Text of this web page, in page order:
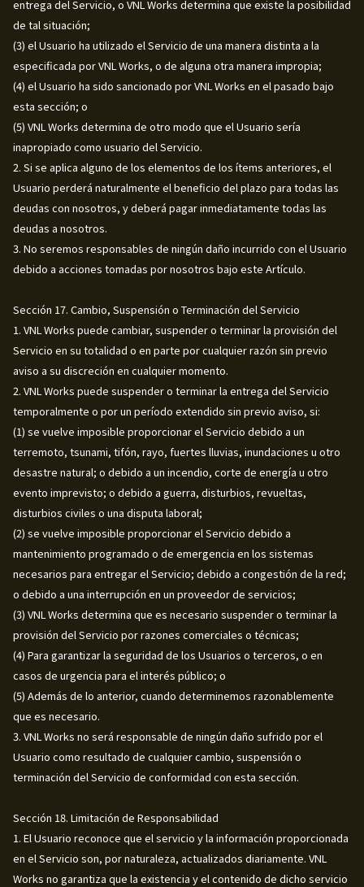
entrega del Servicio, o VNL Works determina que existe la posibilidad
de tal situación;
(3) el Usuario ha utilizado el Servicio de una manera distinta a la
especificada por VNL Works, o de alguna otra manera impropia;
(4) el Usuario ha sido sancionado por VNL Works en el pasado bajo
esta sección; o
(5) VNL Works determina de otro modo que el Usuario sería
inapropiado como usuario del Servicio.
2. Si se aplica alguno de los elementos de los ítems anteriores, el
Usuario perderá naturalmente el beneficio del plazo para todas las
deudas con nosotros, y deberá pagar inmediatamente todas las
deudas a nosotros.
3. No seremos responsables de ningún daño incurrido con el Usuario
debido a acciones tomadas por nosotros bajo este Artículo.
Sección 17. Cambio, Suspensión o Terminación del Servicio
1. VNL Works puede cambiar, suspender o terminar la provisión del
Servicio en su totalidad o en parte por cualquier razón sin previo
aviso a su discreción en cualquier momento.
2. VNL Works puede suspender o terminar la entrega del Servicio
temporalmente o por un período extendido sin previo aviso, si:
(1) se vuelve imposible proporcionar el Servicio debido a un
terremoto, tsunami, tifón, rayo, fuertes lluvias, inundaciones u otro
desastre natural; o debido a un incendio, corte de energía u otro
evento imprevisto; o debido a guerra, disturbios, revueltas,
disturbios civiles o una disputa laboral;
(2) se vuelve imposible proporcionar el Servicio debido a
mantenimiento programado o de emergencia en los sistemas
necesarios para entregar el Servicio; debido a congestión de la red;
o debido a una interrupción en un proveedor de servicios;
(3) VNL Works determina que es necesario suspender o terminar la
provisión del Servicio por razones comerciales o técnicas;
(4) Para garantizar la seguridad de los Usuarios o terceros, o en
casos de urgencia para el interés público; o
(5) Además de lo anterior, cuando determinemos razonablemente
que es necesario.
3. VNL Works no será responsable de ningún daño sufrido por el
Usuario como resultado de cualquier cambio, suspensión o
terminación del Servicio de conformidad con esta sección.
Sección 18. Limitación de Responsabilidad
1. El Usuario reconoce que el servicio y la información proporcionada
en el Servicio son, por naturaleza, actualizados diariamente. VNL
Works no garantiza que la existencia y el contenido de dicho servicio